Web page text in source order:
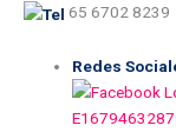
65 6702 8239
Redes